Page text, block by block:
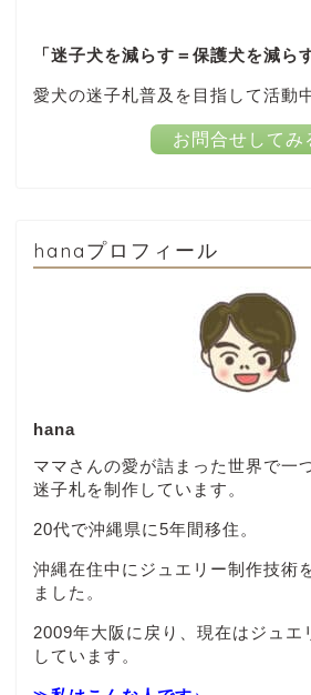
「迷子犬を減らす＝保護犬を減ら
愛犬の迷子札普及を目指して活動
お問合せしてみ
hanaプロフィール
hana
ママさんの愛が詰まった世界で一
迷子札を制作しています。
20代で沖縄県に5年間移住。
沖縄在住中にジュエリー制作技術
ました。
2009年大阪に戻り、現在はジュエ
しています。